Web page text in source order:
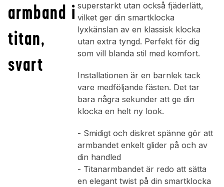
armband i
titan,
svart
superstarkt utan också fjäderlätt,
vilket ger din smartklocka
lyxkänslan av en klassisk klocka
utan extra tyngd. Perfekt för dig
som vill blanda stil med komfort.
Installationen är en barnlek tack
vare medföljande fästen. Det tar
bara några sekunder att ge din
klocka en helt ny look.
- Smidigt och diskret spänne gör att
armbandet enkelt glider på och av
din handled
- Titanarmbandet är redo att sätta
en elegant twist på din smartklocka